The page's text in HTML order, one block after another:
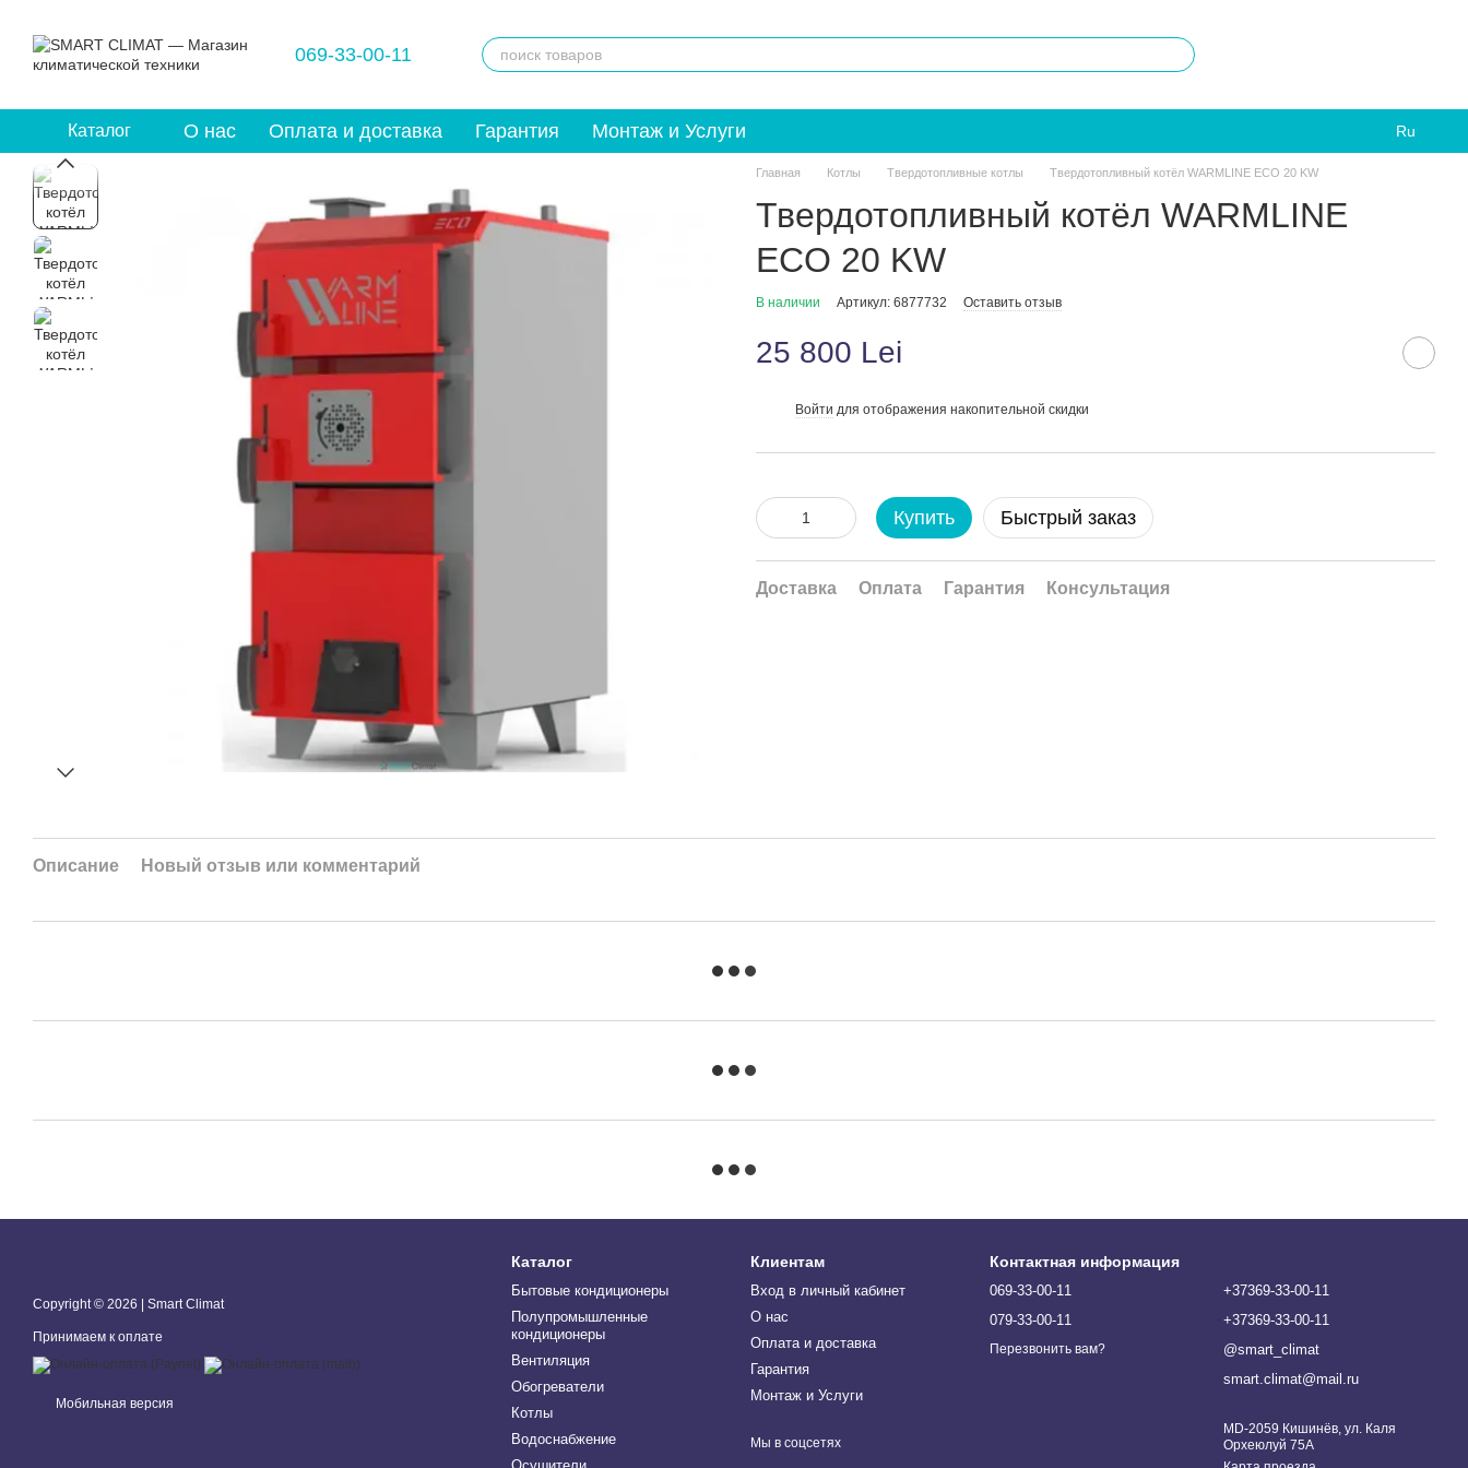
069-33-00-11
Каталог О нас Оплата и доставка Гарантия Монтаж и Услуги Ru
Главная Котлы Твердотопливные котлы Твердотопливный котёл WARMLINE ECO 20 KW
Твердотопливный котёл WARMLINE
ECO 20 KW
В наличии Артикул: 6877732 Оставить отзыв
25 800 Lei
Войти для отображения накопительной скидки
Купить Быстрый заказ
Доставка Оплата Гарантия Консультация
Описание Новый отзыв или комментарий
Copyright © 2026 | Smart Climat
Принимаем к оплате
Мобильная версия
Каталог
Бытовые кондиционеры
Полупромышленные
кондиционеры
Вентиляция
Обогреватели
Котлы
Водоснабжение
Клиентам
Вход в личный кабинет
О нас
Оплата и доставка
Гарантия
Монтаж и Услуги
Мы в соцсетях
Контактная информация
069-33-00-11
079-33-00-11
Перезвонить вам?
+37369-33-00-11
+37369-33-00-11
@smart_climat
smart.climat@mail.ru
MD-2059 Кишинёв, ул. Каля
Орхеюлуй 75A